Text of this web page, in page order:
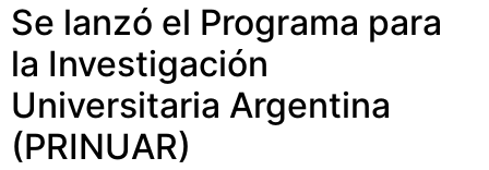
Se lanzó el Programa para
la Investigación
Universitaria Argentina
(PRINUAR)